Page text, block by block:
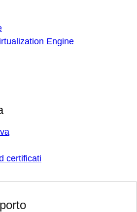
Engine
certificati